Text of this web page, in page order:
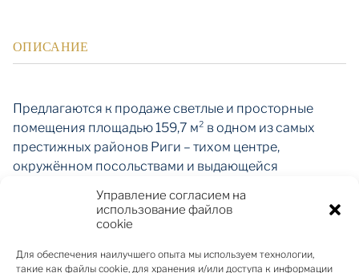
Управление согласием на
использование файлов
cookie
Для обеспечения наилучшего опыта мы используем технологии,
такие как файлы cookie, для хранения и/или доступа к информации
ОПИСАНИЕ
Предлагаются к продаже светлые и просторные
помещения площадью 159,7 м² в одном из самых
престижных районов Риги – тихом центре,
окружённом посольствами и выдающейся
историческом доме, построенном в 1909 году по
проекту известного архитектора Константина
югендстиля. Помещения находятся на первом этаже